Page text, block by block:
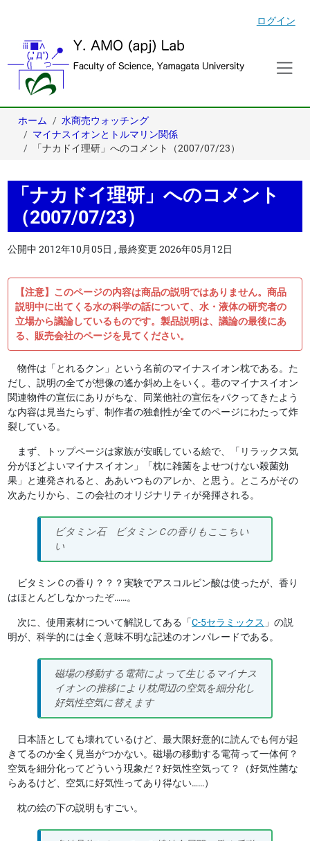
ログイン
ホーム
水商売ウォッチング
マイナスイオンとトルマリン関係
「ナカドイ理研」へのコメント（2007/07/23）
「ナカドイ理研」へのコメント
（2007/07/23）
公開中 2012年10月05日 ,最終変更 2026年05月12日
【注意】このページの内容は商品の説明ではありません。商品
説明中に出てくる水の科学の話について、水・液体の研究者の
立場から議論しているものです。製品説明は、議論の最後にあ
る、販売会社のページを見てください。
物件は「とれるクン」という名前のマイナスイオン枕である。た
だし、説明の全てが想像の遙か斜め上をいく。巷のマイナスイオン
関連物件の宣伝にありがちな、同業他社の宣伝をパクってきたよう
な内容は見当たらず、制作者の独創性が全てのページにわたって炸
裂している。
まず、トップページは家族が安眠している絵で、「リラックス気
分がほどよいマイナスイオン」「枕に雑菌をよせつけない殺菌効
果」と連発されると、ああいつものアレか、と思う。ところがその
次あたりから、この会社のオリジナリティが発揮される。
ビタミン石 ビタミンＣの香りもここちい
い
ビタミンＣの香り？？？実験でアスコルビン酸は使ったが、香り
はほとんどしなかったぞ……。
次に、使用素材について解説してある「C-5セラミックス 」の説
明が、科学的には全く意味不明な記述のオンパレードである。
磁場の移動する電荷によって生じるマイナス
イオンの推移により枕周辺の空気を細分化し
好気性空気に替えます
日本語としても壊れているけど、最大限好意的に読んでも何が起
きてるのか全く見当がつかない。磁場の移動する電荷って一体何？
空気を細分化ってどういう現象だ？好気性空気って？（好気性菌な
らあるけど、空気に好気性ってあり得ない……）
枕の絵の下の説明もすごい。